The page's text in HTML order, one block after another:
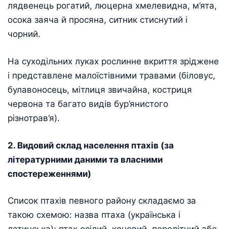
лядвенець рогатий, люцерна хмелевидна, м’ята,
осока заяча й просяна, ситник стиснутий і
чорний.
На суходільних луках рослинне вкриття зріджене
і представлене малоїстівними травами (біловус,
булавоносець, мітлиця звичайна, костриця
червона та багато видів бур’янистого
різнотрав’я).
2. Видовий склад населення птахів (за
літературними даними та власними
спостереженнями)
Список птахів певного району складаємо за
такою схемою: назва птаха (українська і